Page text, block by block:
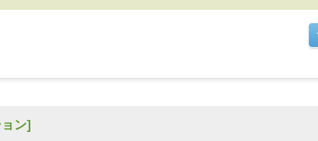
ン]